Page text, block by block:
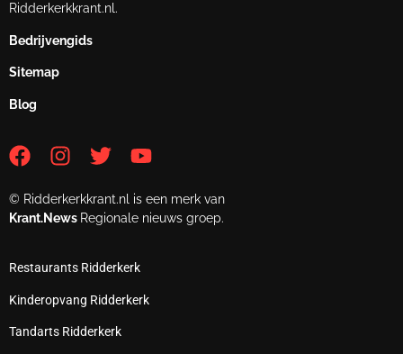
Ridderkerkkrant.nl.
Bedrijvengids
Sitemap
Blog
© Ridderkerkkrant.nl is een merk van
Krant.News Regionale nieuws groep.
Restaurants Ridderkerk
Kinderopvang Ridderkerk
Tandarts Ridderkerk